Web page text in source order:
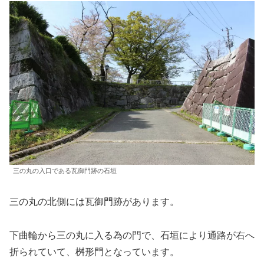
三の丸の入口である瓦御門跡の石垣
三の丸の北側には瓦御門跡があります。
下曲輪から三の丸に入る為の門で、石垣により通路が右へ
折られていて、桝形門となっています。